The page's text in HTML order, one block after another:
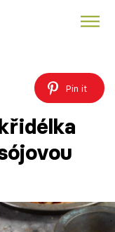
Pin it